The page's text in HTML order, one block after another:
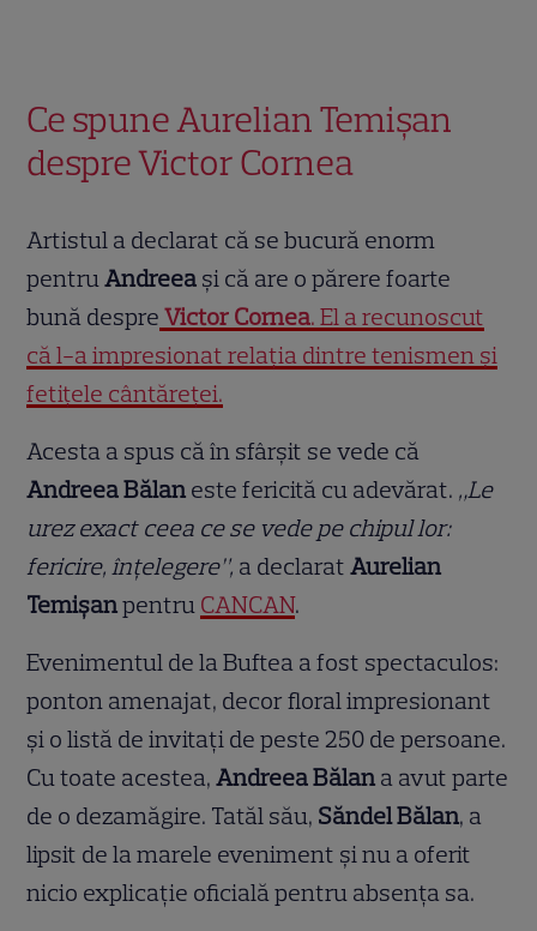
Ce spune Aurelian Temișan
despre Victor Cornea
Artistul a declarat că se bucură enorm
pentruAndreea și că are o părere foarte
bună despre Victor Cornea. El a recunoscut
că l-a impresionat relația dintre tenismen și
fetițele cântăreței.
Acesta a spus că în sfârșit se vede că
Andreea Bălan este fericită cu adevărat. „Le
urez exact ceea ce se vede pe chipul lor:
fericire, înțelegere”, a declaratAurelian
Temișanpentru CANCAN.
Evenimentul de la Buftea a fost spectaculos:
ponton amenajat, decor floral impresionant
și o listă de invitați de peste 250 de persoane.
Cu toate acestea,Andreea Bălan a avut parte
de o dezamăgire. Tatăl său, Săndel Bălan, a
lipsit de la marele eveniment și nu a oferit
nicio explicație oficială pentru absența sa.